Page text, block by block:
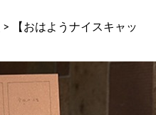
>
【おはようナイスキャッ